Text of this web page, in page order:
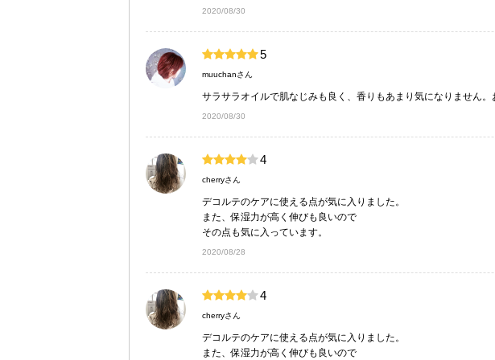
2020/08/30
5
muuchanさん
サラサラオイルで肌なじみも良く、香りもあまり気になりません
2020/08/30
4
cherryさん
デコルテのケアに使える点が気に入りました。
また、保湿力が高く伸びも良いので
2020/08/28
4
cherryさん
デコルテのケアに使える点が気に入りました。
また、保湿力が高く伸びも良いので